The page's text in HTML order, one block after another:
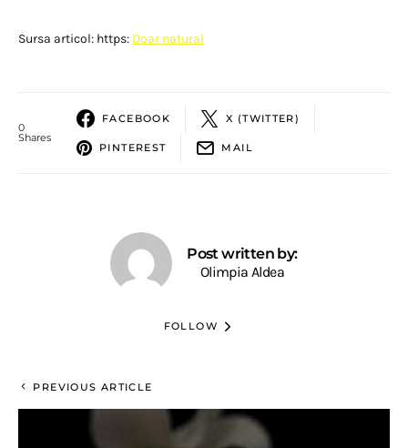
Sursa articol: https: Doar natural
0
Shares
FACEBOOK X (TWITTER)
PINTEREST MAIL
Post written by:
Olimpia Aldea
FOLLOW
PREVIOUS ARTICLE